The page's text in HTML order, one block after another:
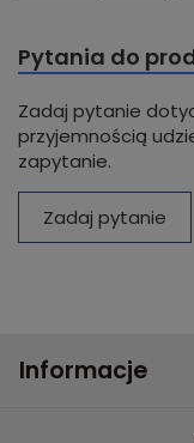
Pytania do
Zadaj pytanie
przyjemnością
zapytanie.
Zadaj pytanie
Informacje